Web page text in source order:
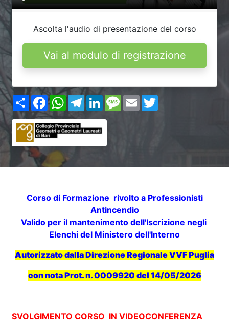
Ascolta l'audio di presentazione del corso
Vai al modulo di registrazione
ShareFacebookWhatsApp
TelegramLinkedInMessage
Email
Corso di Formazione rivolto a Professionisti
Antincendio
Valido per il mantenimento dell'Iscrizione negli
Elenchi del Ministero dell'Interno
Autorizzato dalla Direzione Regionale VVF Puglia
con nota Prot. n. 0009920 del 14/05/2026
SVOLGIMENTO CORSO IN VIDEOCONFERENZA